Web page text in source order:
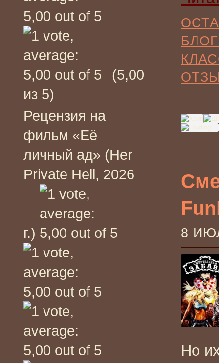
(5,00
из 5)
Рецензия на
фильм «Её
личный ад» (Her
Private Hell, 2026
г.)
БЛОГ
8
Но